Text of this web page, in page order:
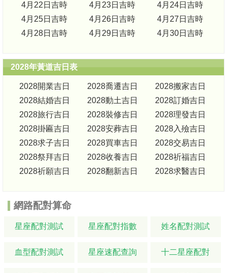
4月22日吉時
4月23日吉時
4月24日吉時
4月25日吉時
4月26日吉時
4月27日吉時
4月28日吉時
4月29日吉時 4月30日吉時
2028年黃道吉日表
2028開業吉日 2028喬遷吉日
2028搬家吉日
2028結婚吉日
2028動土吉日
2028訂婚吉日
2028旅行吉日
2028裝修吉日
2028理發吉日
2028掛匾吉日
2028安葬吉日
2028入殮吉日
2028求子吉日
2028買車吉日
2028交易吉日
2028祭拜吉日
2028收養吉日
2028祈福吉日
2028祈願吉日
2028翻新吉日 2028求醫吉日
網路配對算命
星座配對測試 星座配對指數 姓名配對測試
血型配對測試 星座速配查詢 十二星座配對